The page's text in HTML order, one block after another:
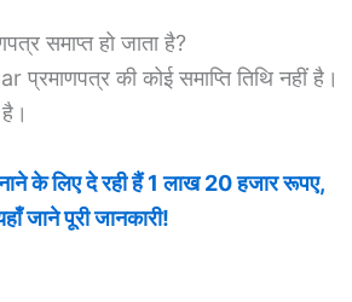
समाप्त हो जाता है?
की कोई समाप्ति तिथि नहीं है।
के लिए दे रही हैं 1 लाख 20 हजार रूपए,
जाने पूरी जानकारी!